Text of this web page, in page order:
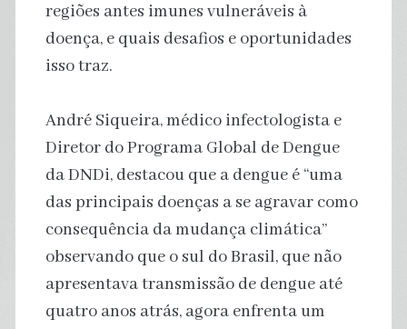
regiões antes imunes vulneráveis à
doença, e quais desafios e oportunidades
isso traz.
André Siqueira, médico infectologista e
Diretor do Programa Global de Dengue
da DNDi, destacou que a dengue é “uma
das principais doenças a se agravar como
consequência da mudança climática”
observando que o sul do Brasil, que não
apresentava transmissão de dengue até
quatro anos atrás, agora enfrenta um